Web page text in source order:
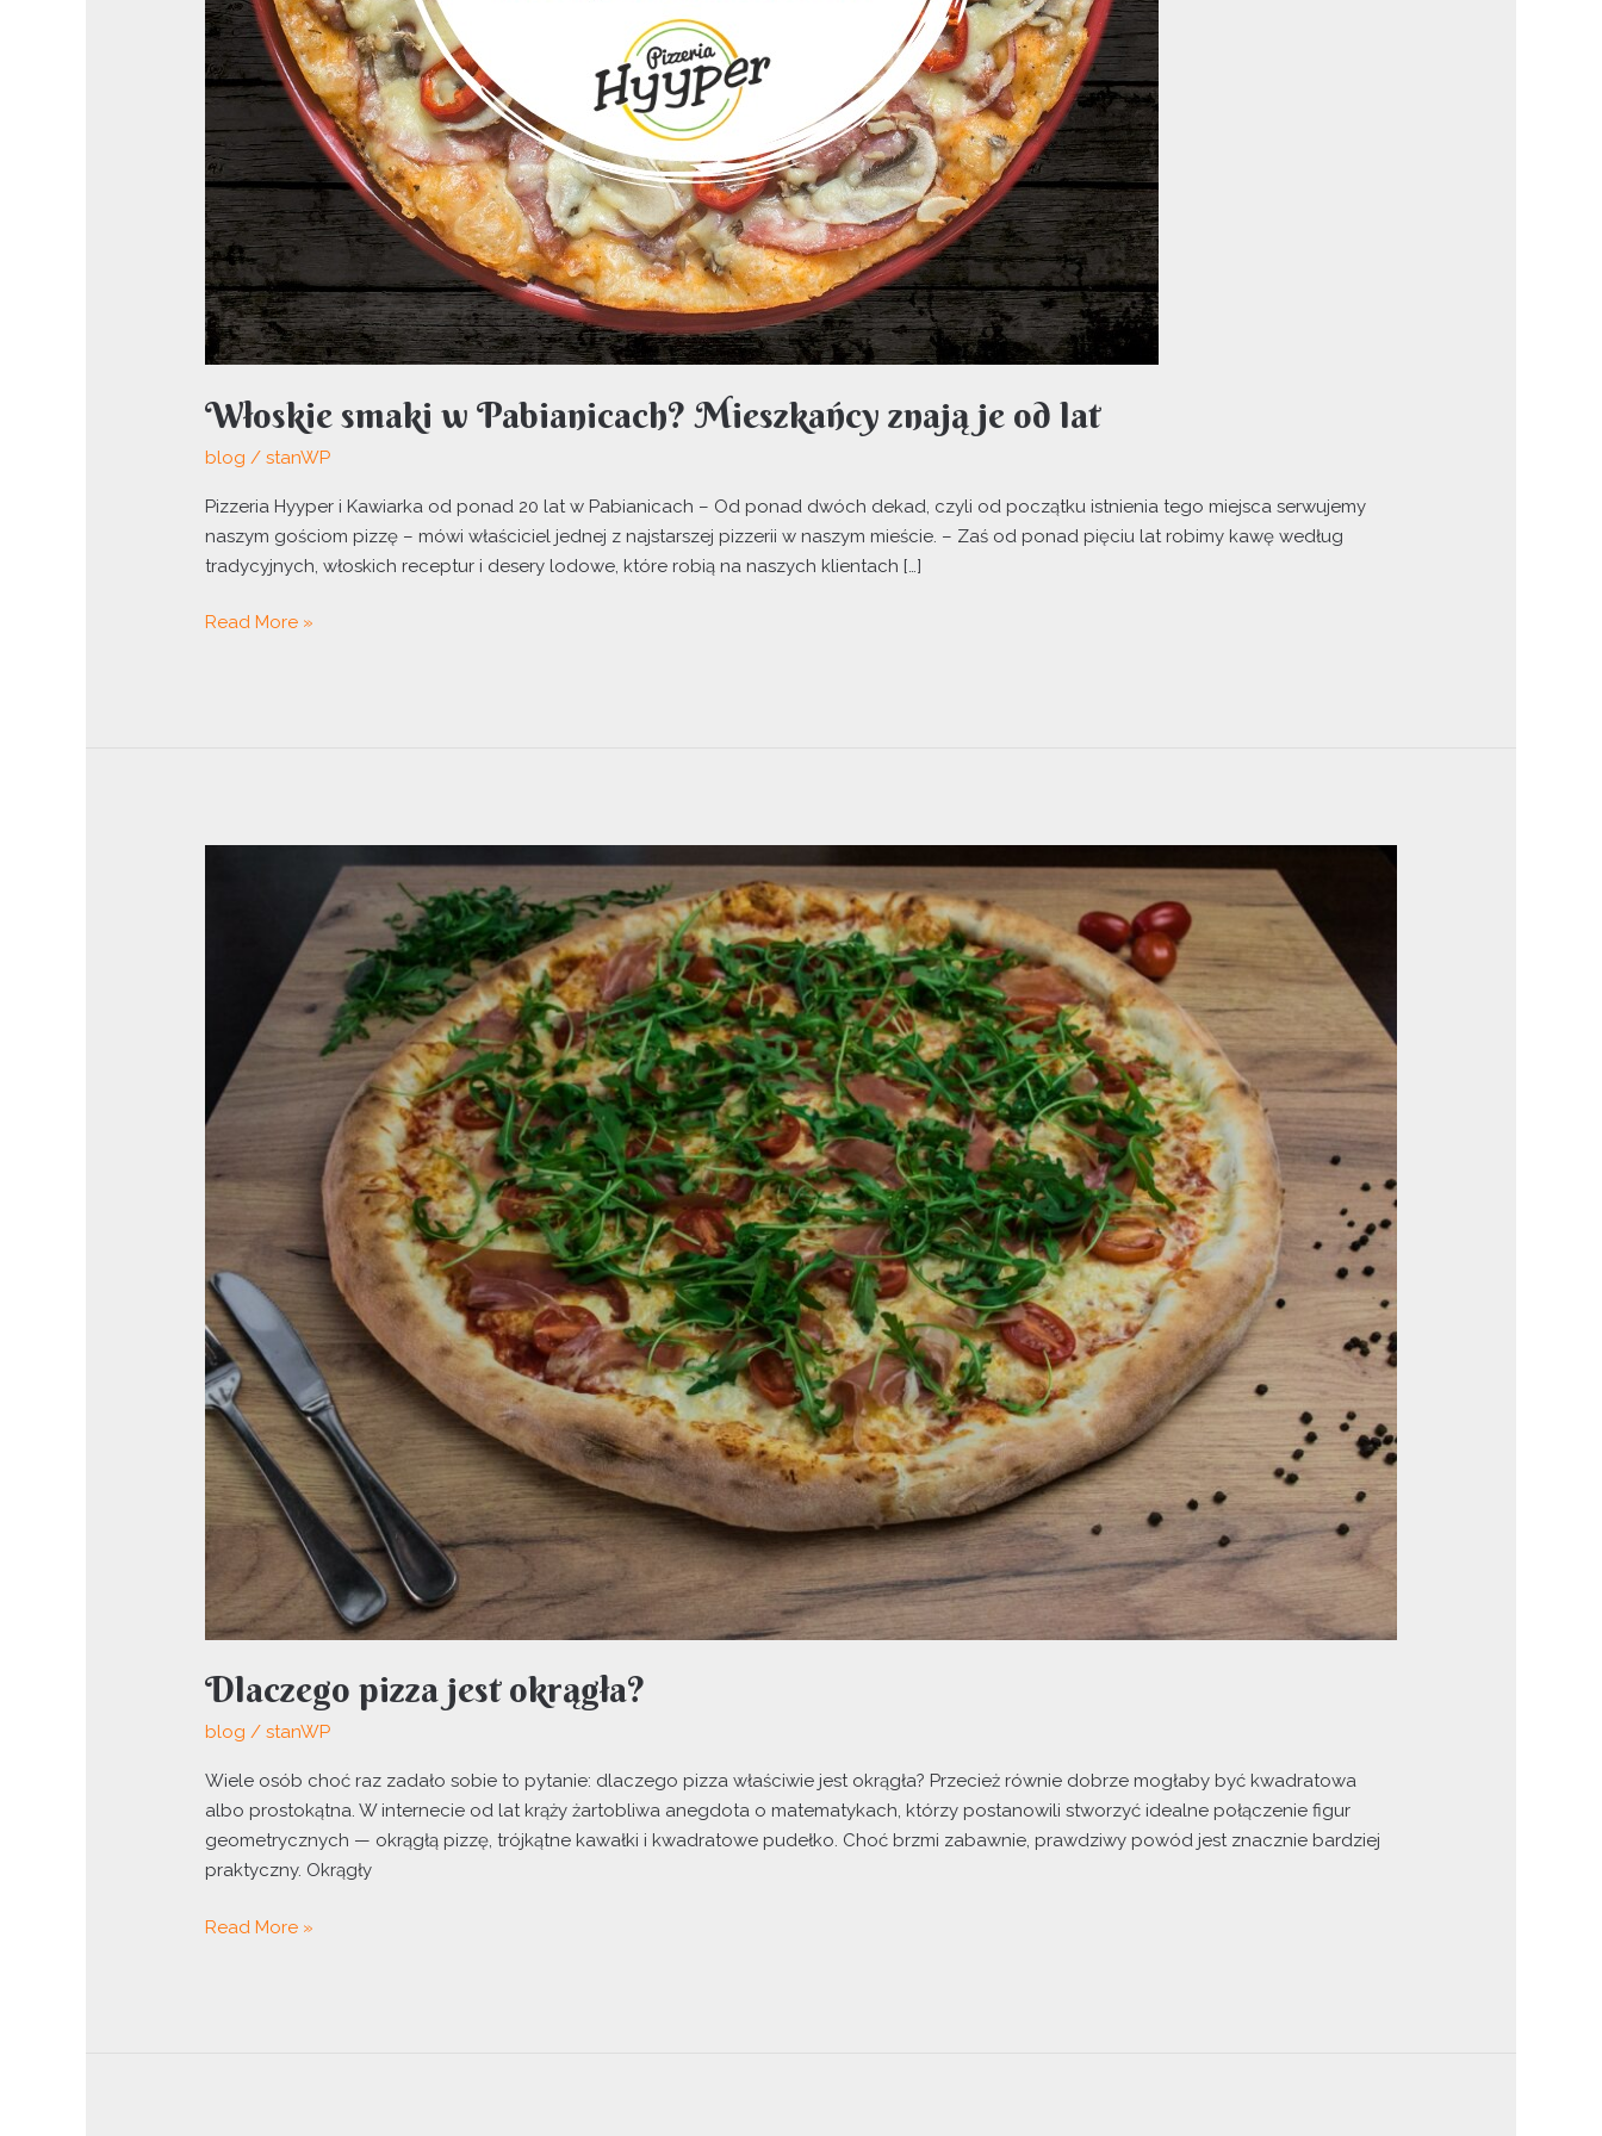
Włoskie smaki w Pabianicach? Mieszkańcy znają je od lat
blog /stanWP
Pizzeria Hyyper i Kawiarka od ponad 20 lat w Pabianicach – Od ponad dwóch dekad, czyli od początku istnienia tego miejsca serwujemy
naszym gościom pizzę – mówi właściciel jednej z najstarszej pizzerii w naszym mieście. – Zaś od ponad pięciu lat robimy kawę według
tradycyjnych, włoskich receptur i desery lodowe, które robią na naszych klientach […]
Read More »
Dlaczego pizza jest okrągła?
blog /stanWP
Wiele osób choć raz zadało sobie to pytanie: dlaczego pizza właściwie jest okrągła? Przecież równie dobrze mogłaby być kwadratowa
albo prostokątna. W internecie od lat krąży żartobliwa anegdota o matematykach, którzy postanowili stworzyć idealne połączenie figur
geometrycznych — okrągłą pizzę, trójkątne kawałki i kwadratowe pudełko. Choć brzmi zabawnie, prawdziwy powód jest znacznie bardziej
praktyczny. Okrągły
Read More »